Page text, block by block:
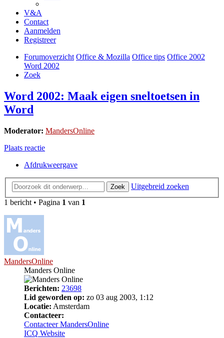
V&A
Contact
Aanmelden
Registreer
Forumoverzicht Office & Mozilla Office tips Office 2002
Word 2002
Zoek
Word 2002: Maak eigen sneltoetsen in
Word
Moderator: MandersOnline
Plaats reactie
Afdrukweergave
Zoek
Uitgebreid zoeken
1 bericht • Pagina 1 van 1
MandersOnline
Manders Online
Berichten: 23698
Lid geworden op: zo 03 aug 2003, 1:12
Locatie: Amsterdam
Contacteer:
Contacteer MandersOnline
ICQ Website